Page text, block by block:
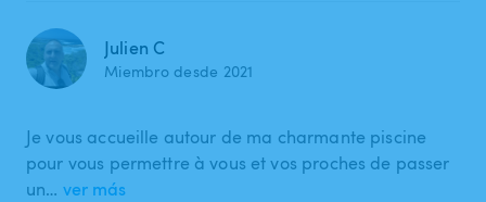
Julien C
Miembro desde 2021
Je vous accueille autour de ma charmante piscine
pour vous permettre à vous et vos proches de passer
un… ver más